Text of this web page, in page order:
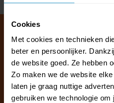
Cookies
Met cookies en technieken
beter en persoonlijker.
de website goed. Ze hebben
Zo maken we de website
laten je graag nuttige
gebruiken we technologie om
Wij staan voor u
Ma t/m vr van